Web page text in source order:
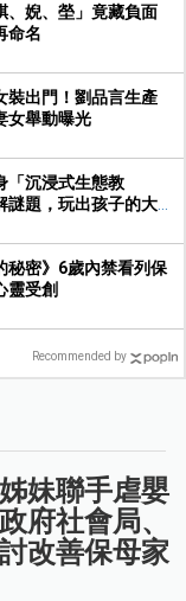
、婗、塋」竟藏負面
命名
裝出門！劉品言生產
女舉動曝光
「沉浸式生態教
謎題，玩出孩子的大
秘密》6歲內禁看列保
靈受創
Recommended by
妹聯手虐嬰
府社會局、
改善保母家